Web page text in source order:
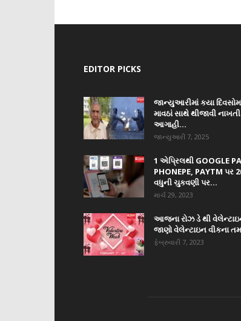
EDITOR PICKS
જાન્યુઆરીમાં કયા
માવઠાં સાથે થીજાવી
આગાહી...
જાન્યુઆરી 7, 2025
1 એપ્રિલથી GOOGLE
PHONEPE, PAYTM પર
વધુની ચુકવણી પર...
માર્ચ 29, 2023
આજના રોઝ ડે થી
જાણો વેલેન્ટાઇન વીકના
ફેબ્રુવારી 7, 2023